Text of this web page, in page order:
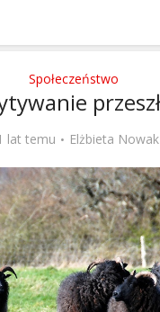
Społeczeństwo
lat temu Elżbieta Nowak